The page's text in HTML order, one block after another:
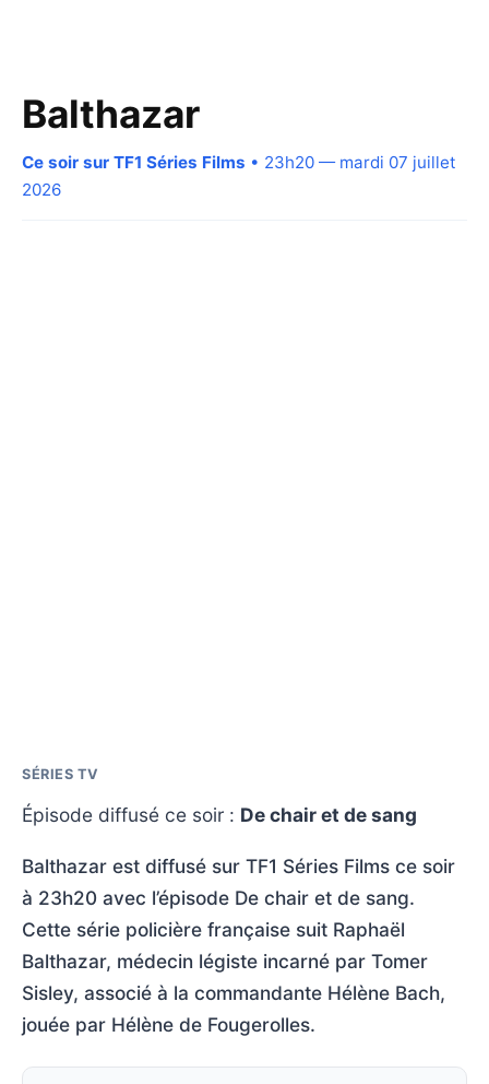
Balthazar
Ce soir sur TF1 Séries Films • 23h20 — mardi 07 juillet
2026
SÉRIES TV
Épisode diffusé ce soir : De chair et de sang
Balthazar est diffusé sur TF1 Séries Films ce soir
à 23h20 avec l’épisode De chair et de sang.
Cette série policière française suit Raphaël
Balthazar, médecin légiste incarné par Tomer
Sisley, associé à la commandante Hélène Bach,
jouée par Hélène de Fougerolles.